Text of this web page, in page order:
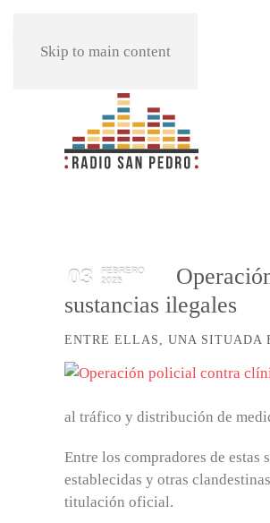
Skip to main content
03
FEBRERO
2025
sustancias ilegales
ENTRE ELLAS, UNA SITUADA
al tráfico y distribución de
Entre los compradores de estas
establecidas y otras
titulación oficial.